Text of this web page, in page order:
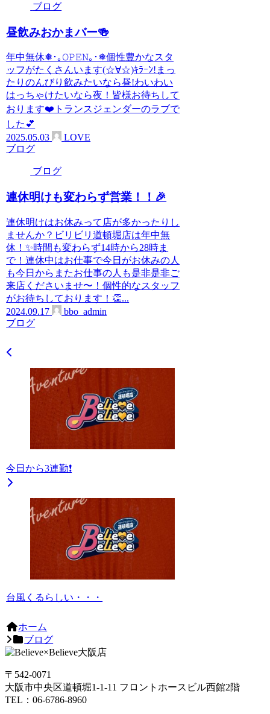
ブログ
昼飲みおかまバー🍻
年中無休❅･｡𝙾𝙿𝙴𝙽｡･❅個性豊かなスタ
ッフがたくさんいます(☆∀☆)ｷﾗｰﾝ!まっ
たりのんびり飲みたいなら昼!わいわい
はっちゃけたいなら夜！皆様お待ちして
おります❤️トランスジェンダーのラブで
した💕
2025.05.03
LOVE
ブログ
ブログ
連休明けも変わらず営業！！🎉
連休明けはお休みって店が多かったりし
ませんか？ビリビリ道頓堀店は年中無
休！✨時間も変わらず14時から28時ま
で！連休中はお仕事で今日がお休みの人
も今日からまたお仕事の人も是非是非ご
来店くださいませ〜！個性的なスタッフ
がお待ちしております！👏...
2024.09.17
bbo_admin
ブログ
今日から3連勤❗
台風くるらしい・・・
ホーム
ブログ
〒542-0071
大阪市中央区道頓堀1-1-11 フロントホースビル西館2階
TEL：06-6786-8960